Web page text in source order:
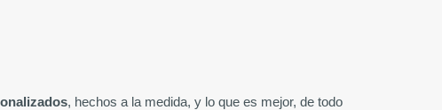
, hechos a la medida, y lo que es mejor, de todo